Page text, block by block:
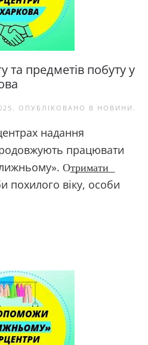
та предметів побуту у
. ОПУБЛІКОВАНО В НОВИНИ .
надання
працювати
О͟т͟р͟и͟м͟а͟т͟и͟
похилого віку, особи